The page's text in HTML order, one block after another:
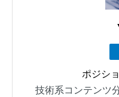
ポジシ
技術系コンテンツ